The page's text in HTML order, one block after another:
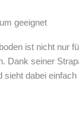
geeignet
ist nicht nur
Dank seiner
sieht dabei